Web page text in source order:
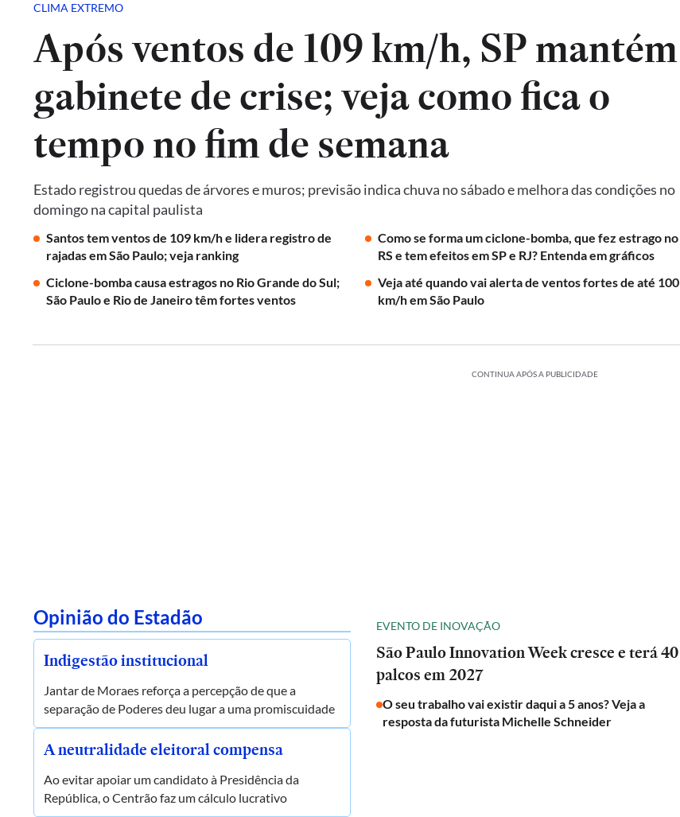
CLIMA EXTREMO
Após ventos de 109 km/h, SP mantém
gabinete de crise; veja como fica o
tempo no fim de semana
Estado registrou quedas de árvores e muros; previsão indica chuva no sábado e melhora das condições no
domingo na capital paulista
Santos tem ventos de 109 km/h e lidera registro de
rajadas em São Paulo; veja ranking
Como se forma um ciclone-bomba, que fez estrago no
RS e tem efeitos em SP e RJ? Entenda em gráficos
Ciclone-bomba causa estragos no Rio Grande do Sul;
São Paulo e Rio de Janeiro têm fortes ventos
Veja até quando vai alerta de ventos fortes de até 100
km/h em São Paulo
CONTINUA APÓS A PUBLICIDADE
Opinião do Estadão
Indigestão institucional
Jantar de Moraes reforça a percepção de que a
separação de Poderes deu lugar a uma promiscuidade
A neutralidade eleitoral compensa
Ao evitar apoiar um candidato à Presidência da
República, o Centrão faz um cálculo lucrativo
EVENTO DE INOVAÇÃO
São Paulo Innovation Week cresce e terá 40
palcos em 2027
O seu trabalho vai existir daqui a 5 anos? Veja a
resposta da futurista Michelle Schneider